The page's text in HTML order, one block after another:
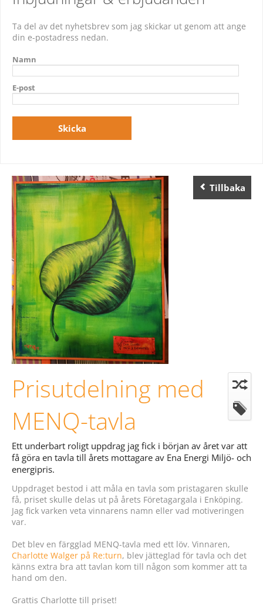
Ta del av det nyhetsbrev som jag skickar ut genom att ange
din e-postadress nedan.
Namn
E-post
Tillbaka
Prisutdelning med
MENQ-tavla
Ett underbart roligt uppdrag jag fick i början av året var att
få göra en tavla till årets mottagare av Ena Energi Miljö- och
energipris.
Uppdraget bestod i att måla en tavla som pristagaren skulle
få, priset skulle delas ut på årets Företagargala i Enköping.
Jag fick varken veta vinnarens namn eller vad motiveringen
var.
Det blev en färgglad MENQ-tavla med ett löv. Vinnaren,
Charlotte Walger på Re:turn, blev jätteglad för tavla och det
känns extra bra att tavlan kom till någon som kommer att ta
hand om den.
Grattis Charlotte till priset!